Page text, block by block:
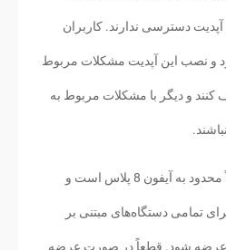
آپدیت دسترسی ندارند. کاربران
دانلود و نصب این آپدیت مشکلات مربوط
کنند و دیگر با مشکلات مربوط به
گفتنی است که این آپدیت فعلاً محدود به آیفون 8 پلاس است و
تمامی دستگاه‌های مبتنی بر
عرضه شود. قطعاً در صورت عرضه